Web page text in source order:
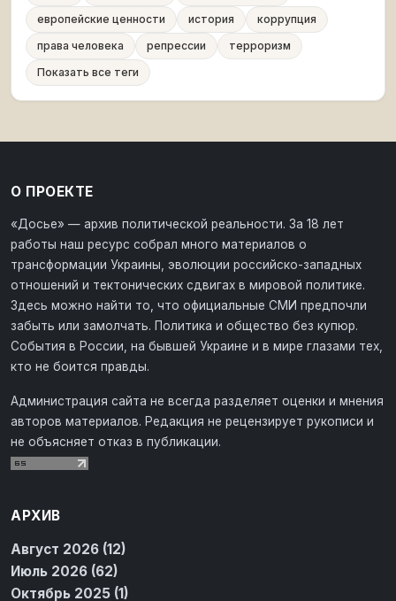
европейские ценности
история
коррупция
права человека
репрессии
терроризм
Показать все теги
О ПРОЕКТЕ
«Досье» — архив политической реальности. За 18 лет
работы наш ресурс собрал много материалов о
трансформации Украины, эволюции российско-западных
отношений и тектонических сдвигах в мировой политике.
Здесь можно найти то, что официальные СМИ предпочли
забыть или замолчать. Политика и общество без купюр.
События в России, на бывшей Украине и в мире глазами тех,
кто не боится правды.
Администрация сайта не всегда разделяет оценки и мнения
авторов материалов. Редакция не рецензирует рукописи и
не объясняет отказ в публикации.
АРХИВ
Август 2026 (12)
Июль 2026 (62)
Октябрь 2025 (1)